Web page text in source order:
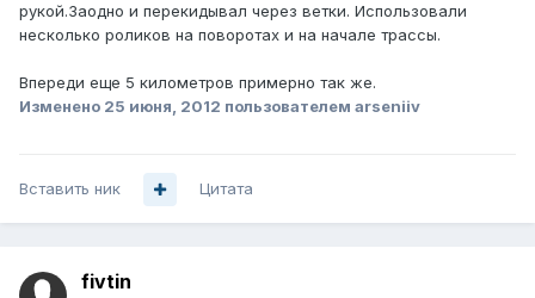
рукой.Заодно и перекидывал через ветки. Использовали
несколько роликов на поворотах и на начале трассы.
Впереди еще 5 километров примерно так же.
Изменено 25 июня, 2012 пользователем arseniiv
Вставить ник Цитата
fivtin